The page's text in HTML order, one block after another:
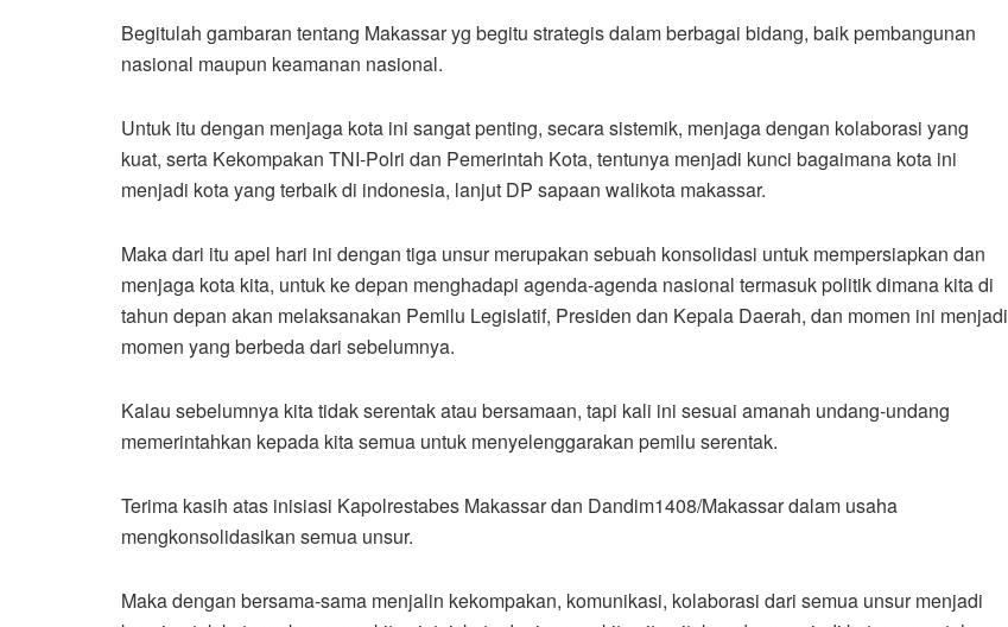
Begitulah gambaran tentang Makassar yg begitu strategis dalam berbagai bidang, baik pembangunan
nasional maupun keamanan nasional.
Untuk itu dengan menjaga kota ini sangat penting, secara sistemik, menjaga dengan kolaborasi yang
kuat, serta Kekompakan TNI-Polri dan Pemerintah Kota, tentunya menjadi kunci bagaimana kota ini
menjadi kota yang terbaik di indonesia, lanjut DP sapaan walikota makassar.
Maka dari itu apel hari ini dengan tiga unsur merupakan sebuah konsolidasi untuk mempersiapkan dan
menjaga kota kita, untuk ke depan menghadapi agenda-agenda nasional termasuk politik dimana kita di
tahun depan akan melaksanakan Pemilu Legislatif, Presiden dan Kepala Daerah, dan momen ini menjadi
momen yang berbeda dari sebelumnya.
Kalau sebelumnya kita tidak serentak atau bersamaan, tapi kali ini sesuai amanah undang-undang
memerintahkan kepada kita semua untuk menyelenggarakan pemilu serentak.
Terima kasih atas inisiasi Kapolrestabes Makassar dan Dandim1408/Makassar dalam usaha
mengkonsolidasikan semua unsur.
Maka dengan bersama-sama menjalin kekompakan, komunikasi, kolaborasi dari semua unsur menjadi